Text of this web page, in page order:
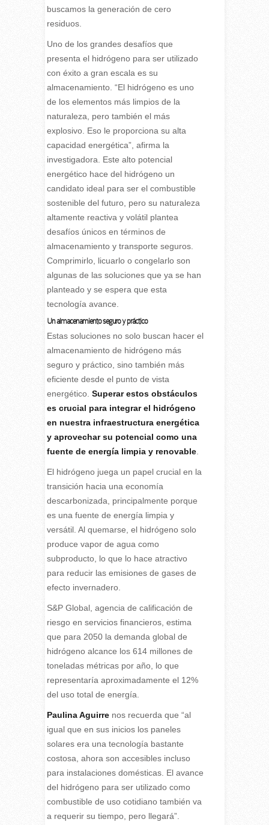
buscamos la generación de cero
residuos.
Uno de los grandes desafíos que
presenta el hidrógeno para ser utilizado
con éxito a gran escala es su
almacenamiento. “El hidrógeno es uno
de los elementos más limpios de la
naturaleza, pero también el más
explosivo. Eso le proporciona su alta
capacidad energética”, afirma la
investigadora. Este alto potencial
energético hace del hidrógeno un
candidato ideal para ser el combustible
sostenible del futuro, pero su naturaleza
altamente reactiva y volátil plantea
desafíos únicos en términos de
almacenamiento y transporte seguros.
Comprimirlo, licuarlo o congelarlo son
algunas de las soluciones que ya se han
planteado y se espera que esta
tecnología avance.
Un almacenamiento seguro y práctico
Estas soluciones no solo buscan hacer el
almacenamiento de hidrógeno más
seguro y práctico, sino también más
eficiente desde el punto de vista
energético. Superar estos obstáculos
es crucial para integrar el hidrógeno
en nuestra infraestructura energética
y aprovechar su potencial como una
fuente de energía limpia y renovable.
El hidrógeno juega un papel crucial en la
transición hacia una economía
descarbonizada, principalmente porque
es una fuente de energía limpia y
versátil. Al quemarse, el hidrógeno solo
produce vapor de agua como
subproducto, lo que lo hace atractivo
para reducir las emisiones de gases de
efecto invernadero.
S&P Global, agencia de calificación de
riesgo en servicios financieros, estima
que para 2050 la demanda global de
hidrógeno alcance los 614 millones de
toneladas métricas por año, lo que
representaría aproximadamente el 12%
del uso total de energía.
Paulina Aguirrenos recuerda que “al
igual que en sus inicios los paneles
solares era una tecnología bastante
costosa, ahora son accesibles incluso
para instalaciones domésticas. El avance
del hidrógeno para ser utilizado como
combustible de uso cotidiano también va
a requerir su tiempo, pero llegará”.